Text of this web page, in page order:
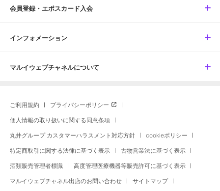
会員登録・エポスカード入会
インフォメーション
マルイウェブチャネルについて
ご利用規約 プライバシーポリシー
個人情報の取り扱いに関する同意条項
丸井グループ カスタマーハラスメント対応方針 cookieポリシー
特定商取引に関する法律に基づく表示 古物営業法に基づく表示
酒類販売管理者標識 高度管理医療機器等販売許可に基づく表示
マルイウェブチャネル出店のお問い合わせ サイトマップ